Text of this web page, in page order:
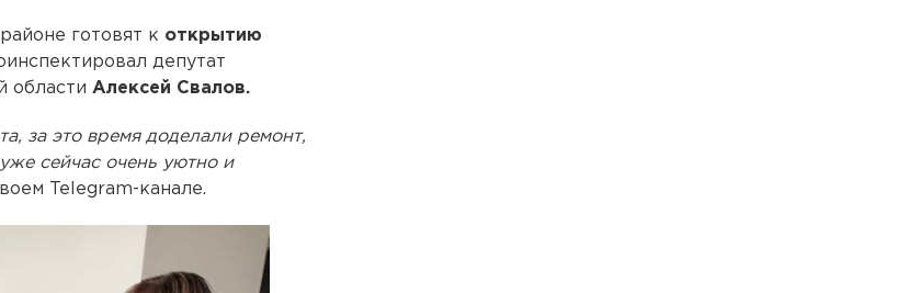
готовят к открытию
депутат
области Алексей Свалов.
за это время доделали ремонт,
сейчас очень уютно и
Telegram-канале.